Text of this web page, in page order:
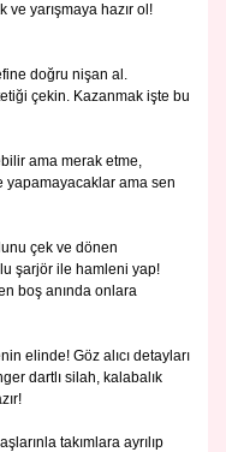
yarışmaya hazır ol!
doğru nişan al.
çekin. Kazanmak işte bu
ama merak etme,
ama sen
çek ve dönen
şarjör ile hamleni yap!
boş anında onlara
elinde! Göz alıcı detayları
dartlı silah, kalabalık
takımlara ayrılıp